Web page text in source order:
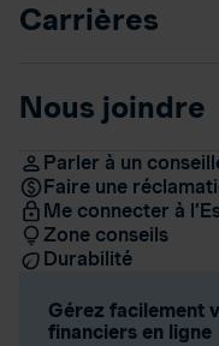
Carrières
Nous joindre
Parler à un
Faire une
Me connecter à
Zone conseils
Durabilité
Gérez facilement
financiers en ligne